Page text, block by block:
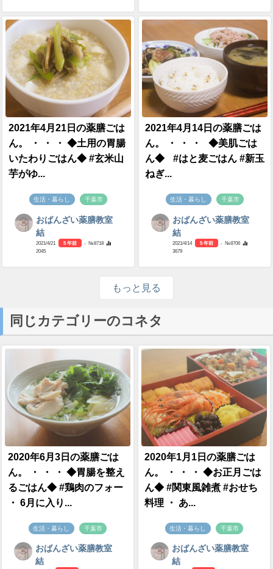
2021年4月21日の薬膳ごは
ん。 ・ ・ ・ ◆土用の胃腸
いたわりごはん◆ #玄米山
芋がゆ...
生活・暮らし 千葉市
おばんざい薬膳教室
結
2021/4/21 5 年前
- №8718
2045
2021年4月14日の薬膳ごは
ん。 ・ ・ ・ ◆美肌ごは
ん◆ #はと麦ごはん #新玉
ねぎ...
生活・暮らし 千葉市
おばんざい薬膳教室
結
2021/4/14 5 年前
- №8706
3679
もっと見る
同じカテゴリーのコネタ
2020年6月3日の薬膳ごは
ん。 ・ ・ ・ ◆胃腸を整え
るごはん◆ #鶏肉のフォー
・ 6月に入り...
生活・暮らし 千葉市
おばんざい薬膳教室
結
2020年1月1日の薬膳ごは
ん。 ・ ・ ・ ◆お正月ごは
ん◆ #関東風雑煮 #おせち
料理 ・ あ...
生活・暮らし 千葉市
おばんざい薬膳教室
結